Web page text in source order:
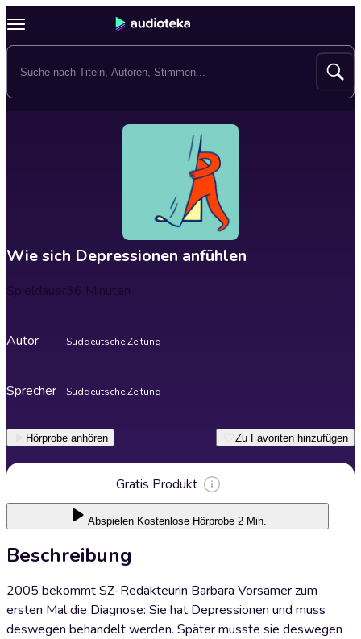
Wie sich Depressionen anfühlen
Spieldauer36 Minuten
Autor Süddeutsche Zeitung
Sprecher Süddeutsche Zeitung
Hörprobe anhören Zu Favoriten hinzufügen
Gratis Produkt
Abspielen Kostenlose Hörprobe 2 Min.
Beschreibung
2005 bekommt SZ-Redakteurin Barbara Vorsamer zum
ersten Mal die Diagnose: Sie hat Depressionen und muss
deswegen behandelt werden. Später musste sie deswegen